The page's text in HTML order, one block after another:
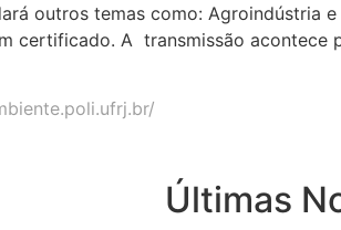
outros temas como: Agroindústria
certificado. A transmissão acontece
Últimas